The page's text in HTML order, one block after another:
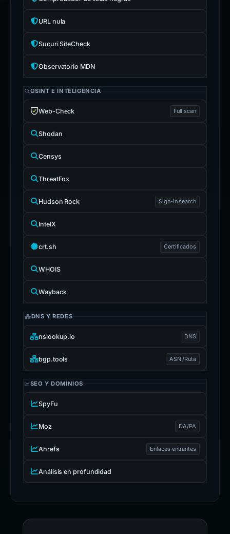
URL nula
Sucuri SiteCheck
Observatorio MDN
OSINT E INTELIGENCIA
Web-Check Full scan
Shodan
Censys
ThreatFox
Hudson Rock Sign-in search
IntelX
crt.sh Certificados
WHOIS
Wayback
DNS Y REDES
nslookup.io DNS
bgp.tools ASN /Ruta
SEO Y DOMINIOS
SpyFu
Moz DA/PA
Ahrefs Enlaces entrantes
Análisis en profundidad